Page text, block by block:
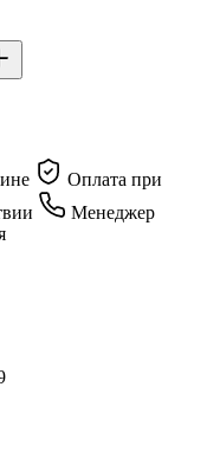
Оплата при
Менеджер